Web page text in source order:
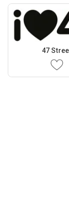
47